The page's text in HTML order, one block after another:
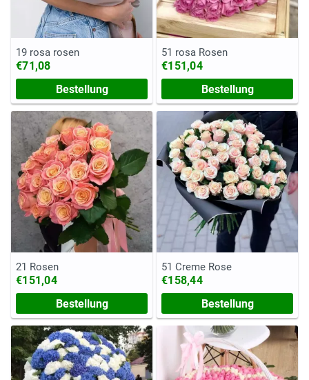
19 rosa rosen
€71,08
Bestellung
51 rosa Rosen
€151,04
Bestellung
21 Rosen
€151,04
Bestellung
51 Creme Rose
€158,44
Bestellung